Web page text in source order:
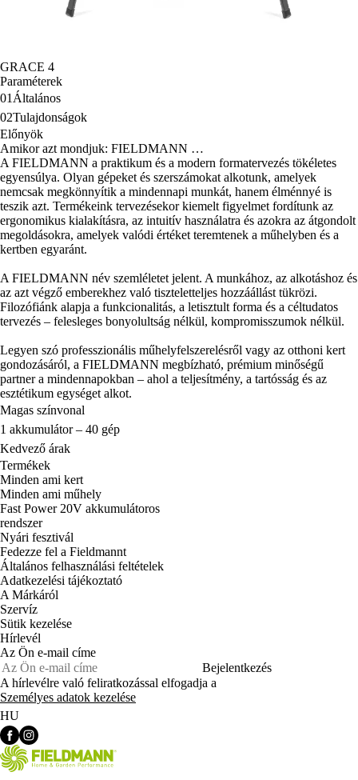
GRACE 4
Paraméterek
01 Általános
02Tulajdonságok
Előnyök
Amikor azt mondjuk: FIELDMANN …
A FIELDMANN a praktikum és a modern formatervezés tökéletes
egyensúlya. Olyan gépeket és szerszámokat alkotunk, amelyek
nemcsak megkönnyítik a mindennapi munkát, hanem élménnyé is
teszik azt. Termékeink tervezésekor kiemelt figyelmet fordítunk az
ergonomikus kialakításra, az intuitív használatra és azokra az átgondolt
megoldásokra, amelyek valódi értéket teremtenek a műhelyben és a
kertben egyaránt.
A FIELDMANN név szemléletet jelent. A munkához, az alkotáshoz és
az azt végző emberekhez való tiszteletteljes hozzáállást tükrözi.
Filozófiánk alapja a funkcionalitás, a letisztult forma és a céltudatos
tervezés – felesleges bonyolultság nélkül, kompromisszumok nélkül.
Legyen szó professzionális műhelyfelszerelésről vagy az otthoni kert
gondozásáról, a FIELDMANN megbízható, prémium minőségű
partner a mindennapokban – ahol a teljesítmény, a tartósság és az
esztétikum egységet alkot.
Magas színvonal
1 akkumulátor – 40 gép
Kedvező árak
Termékek
Minden ami kert
Minden ami műhely
Fast Power 20V akkumulátoros
rendszer
Nyári fesztivál
Fedezze fel a Fieldmannt
Általános felhasználási feltételek
Adatkezelési tájékoztató
A Márkáról
Szervíz
Sütik kezelése
Hírlevél
Az Ön e-mail címe
Bejelentkezés
A hírlevélre való feliratkozással elfogadja a
Személyes adatok kezelése
HU